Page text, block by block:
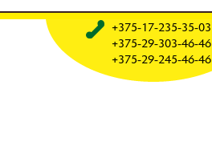
+375-17-235-35-03
+375-29-303-46-46
+375-29-245-46-46